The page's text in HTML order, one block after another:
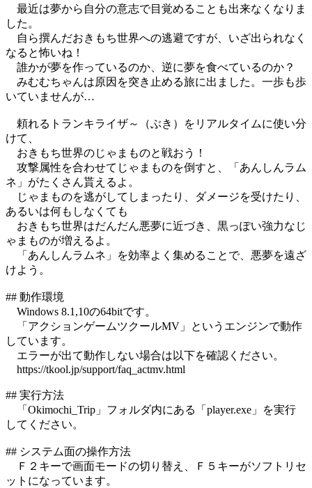
最近は夢から自分の意志で目覚めることも出来なくなりま
した。
自ら撰んだおきもち世界への逃避ですが、いざ出られなく
なると怖いね！
誰かが夢を作っているのか、逆に夢を食べているのか？
みむむちゃんは原因を突き止める旅に出ました。一歩も歩
いていませんが…
頼れるトランキライザ～（ぶき）をリアルタイムに使い分
けて、
おきもち世界のじゃまものと戦おう！
攻撃属性を合わせてじゃまものを倒すと、「あんしんラム
ネ」がたくさん貰えるよ。
じゃまものを逃がしてしまったり、ダメージを受けたり、
あるいは何もしなくても
おきもち世界はだんだん悪夢に近づき、黒っぽい強力なじ
ゃまものが増えるよ。
「あんしんラムネ」を効率よく集めることで、悪夢を遠ざ
けよう。
## 動作環境
Windows 8.1,10の64bitです。
「アクションゲームツクールMV」というエンジンで動作
しています。
エラーが出て動作しない場合は以下を確認ください。
https://tkool.jp/support/faq_actmv.html
## 実行方法
「Okimochi_Trip」フォルダ内にある「player.exe」を実行
してください。
## システム面の操作方法
Ｆ２キーで画面モードの切り替え、Ｆ５キーがソフトリセ
ットになっています。